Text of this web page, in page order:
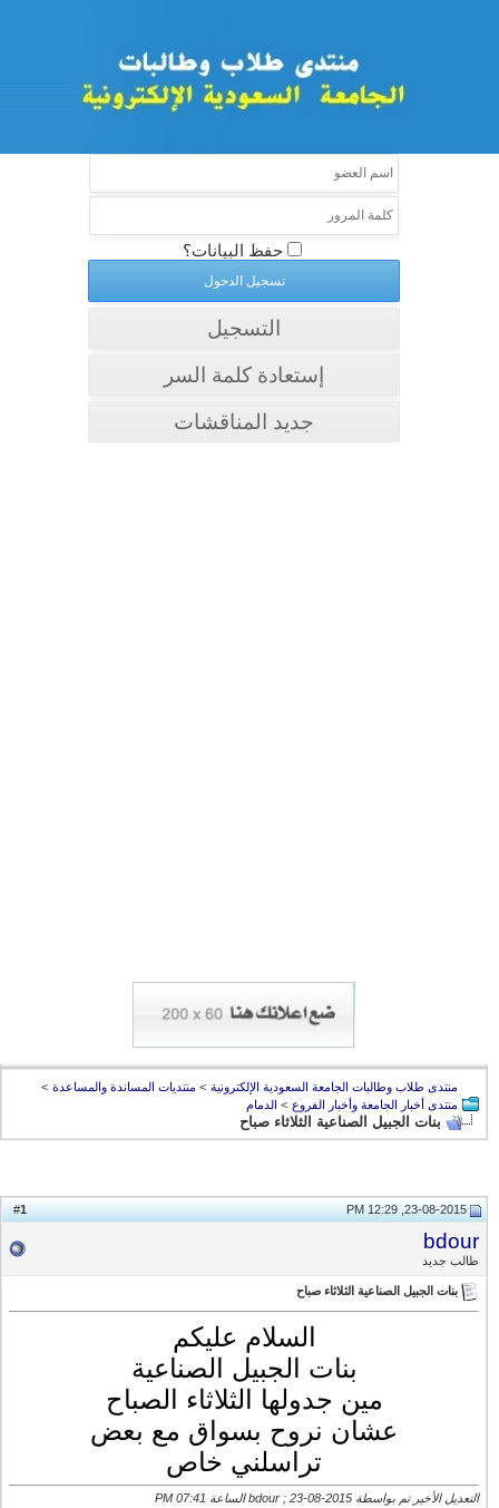
حفظ البيانات؟
التسجيل
إستعادة كلمة السر
جديد المناقشات
منتدى طلاب وطالبات الجامعة السعودية الإلكترونية > منتديات المساندة والمساعدة >
منتدى أخبار الجامعة وأخبار الفروع > الدمام
بنات الجبيل الصناعية الثلاثاء صباح
23-08-2015, 12:29 PM
bdour
طالب جديد
بنات الجبيل الصناعية الثلاثاء صباح
السلام عليكم
بنات الجبيل الصناعية
مين جدولها الثلاثاء الصباح
عشان نروح بسواق مع بعض
تراسلني خاص
التعديل الأخير تم بواسطة bdour ; 23-08-2015 الساعة 07:41 PM